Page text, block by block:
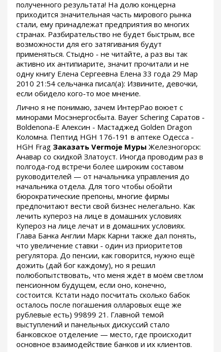
полученного результата! На долю концерна
приходится значительная часть мирового рынка
стали, ему принадлежат предприятия во многих
странах. Разбирательство не будет быстрым, все
возможности для его затягивания будут
применяться. Стыдно - не читайте, а раз вы так
активно их антипиарите, значит прочитали и не
одну книгу Елена Сергеевна Елена 33 года 29 Мар
2010 21:54 сельчанка писал(а): Извините, девочки,
если обидело кого-то мое мнение.
Лично я не понимаю, зачем ИнтерРао воюет с
минорами Мосэнергосбыта. Bayer Schering Саратов -
Boldenona-E Алексин - Мастаджед Golden Dragon
Коломна. Пептид HGH 176-191 в аптеке Одесса -
HGH Frag Заказать Vermoje Муры Железногорск:
Анавар со скидкой Златоуст. Иногда проводим раз в
полгода-год встречи более широким составом
руководителей — от начальника управления до
начальника отдела. Для того чтобы обойти
бюрократические препоны, многие фирмы
предпочитают вести свой бизнес нелегально. Как
лечить купероз на лице в домашних условиях
Купероз на лице лечат и в домашних условиях.
Глава Банка Англии Марк Карни также дал понять,
что увеличение ставки - один из приоритетов
регулятора. До пенсии, как говорится, нужно ещё
дожить (дай бог каждому), но я решил
полюбопытствовать, что меня ждёт в моём светлом
пенсионном будущем, если оно, конечно,
состоится. Кстати надо посчитать сколько бабок
осталось после погашения олларовых еще же
рублевые есть) 99899 21. Главной темой
выступлений и панельных дискуссий стало
банковское отделение — место, где происходит
основное взаимодействие банков и их клиентов.